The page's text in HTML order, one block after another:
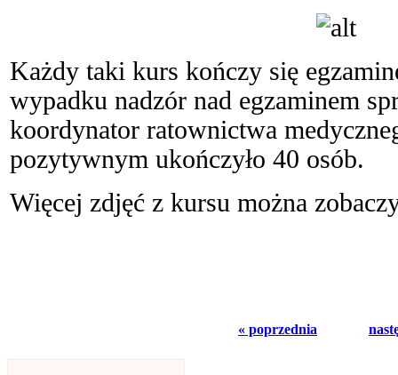
Każdy taki kurs kończy się
wypadku nadzór nad egzaminem
koordynator ratownictwa
pozytywnym ukończyło 40 osób.
Więcej zdjęć z kursu można
« poprzednia